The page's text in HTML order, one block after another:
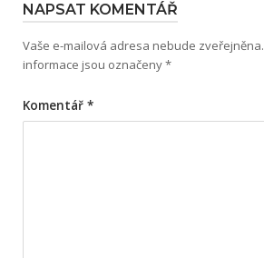
NAPSAT KOMENTÁŘ
Vaše e-mailová adresa nebude zveřejněna.
informace jsou označeny*
Komentář *